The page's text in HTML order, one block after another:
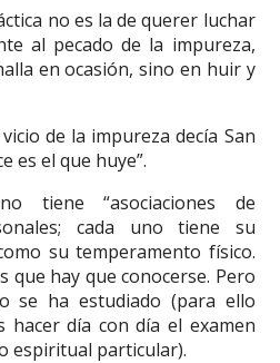
no es la de querer luchar
al pecado de la impureza,
en ocasión, sino en huir y
de la impureza decía San
es el que huye”.
tiene “asociaciones de
cada uno tiene su
su temperamento físico.
que hay que conocerse. Pero
se ha estudiado (para ello
hacer día con día el examen
espiritual particular).